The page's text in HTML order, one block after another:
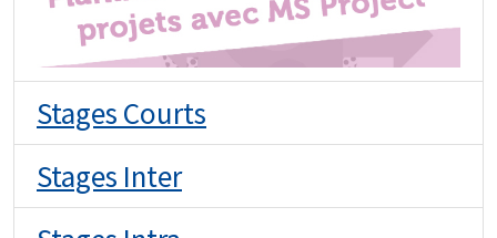
Stages Courts
Stages Inter